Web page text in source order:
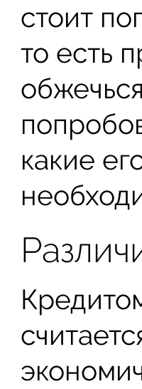
стоит
то есть
какие